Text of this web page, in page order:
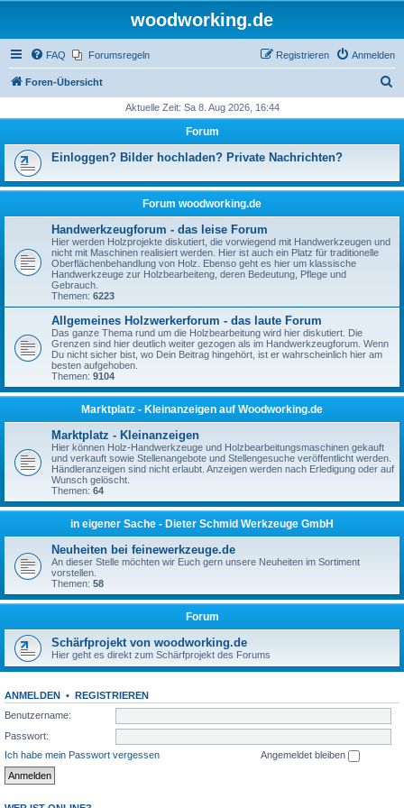
woodworking.de
FAQ Forumsregeln Anmelden
Registrieren
Foren-Übersicht
h
Aktuelle Zeit: Sa 8. Aug 2026, 16:44
Forum
Einloggen? Bilder hochladen? Private Nachrichten?
Forum woodworking.de
Handwerkzeugforum - das leise Forum
Hier werden Holzprojekte diskutiert, die vorwiegend mit Handwerkzeugen und
nicht mit Maschinen realisiert werden. Hier ist auch ein Platz für traditionelle
Oberflächenbehandlung von Holz. Ebenso geht es hier um klassische
Handwerkzeuge zur Holzbearbeiteng, deren Bedeutung, Pflege und
Gebrauch.
Themen: 6223
Allgemeines Holzwerkerforum - das laute Forum
Das ganze Thema rund um die Holzbearbeitung wird hier diskutiert. Die
Grenzen sind hier deutlich weiter gezogen als im Handwerkzeugforum. Wenn
Du nicht sicher bist, wo Dein Beitrag hingehört, ist er wahrscheinlich hier am
besten aufgehoben.
Themen: 9104
Marktplatz - Kleinanzeigen auf Woodworking.de
Marktplatz - Kleinanzeigen
Hier können Holz-Handwerkzeuge und Holzbearbeitungsmaschinen gekauft
und verkauft sowie Stellenangebote und Stellengesuche veröffentlicht werden.
Händleranzeigen sind nicht erlaubt. Anzeigen werden nach Erledigung oder auf
Wunsch gelöscht.
Themen: 64
in eigener Sache - Dieter Schmid Werkzeuge GmbH
Neuheiten bei feinewerkzeuge.de
An dieser Stelle möchten wir Euch gern unsere Neuheiten im Sortiment
vorstellen.
Themen: 58
Forum
Schärfprojekt von woodworking.de
Hier geht es direkt zum Schärfprojekt des Forums
ANMELDEN • REGISTRIEREN
Benutzername:
Passwort:
Ich habe mein Passwort vergessen
Angemeldet bleiben